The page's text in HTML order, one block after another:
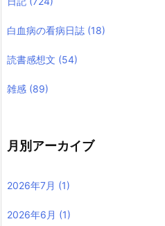
白血病の看病日誌 (18)
読書感想文 (54)
雑感 (89)
月別アーカイブ
2026年7月 (1)
2026年6月 (1)